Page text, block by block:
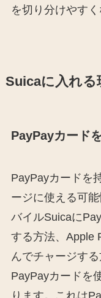
を切り分けやすく
Suicaに入れる
PayPayカード
PayPayカードを
ージに使える可
バイルSuicaに
する方法、Apple
んでチャージす
PayPayカードを
ります。これは